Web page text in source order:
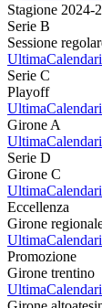
Stagione 2024-
Serie B
Sessione
Ultima
Serie C
Playoff
Ultima
Girone A
Ultima
Serie D
Girone C
Ultima
Eccellenza
Girone
Ultima
Promozione
Girone trentino
Ultima